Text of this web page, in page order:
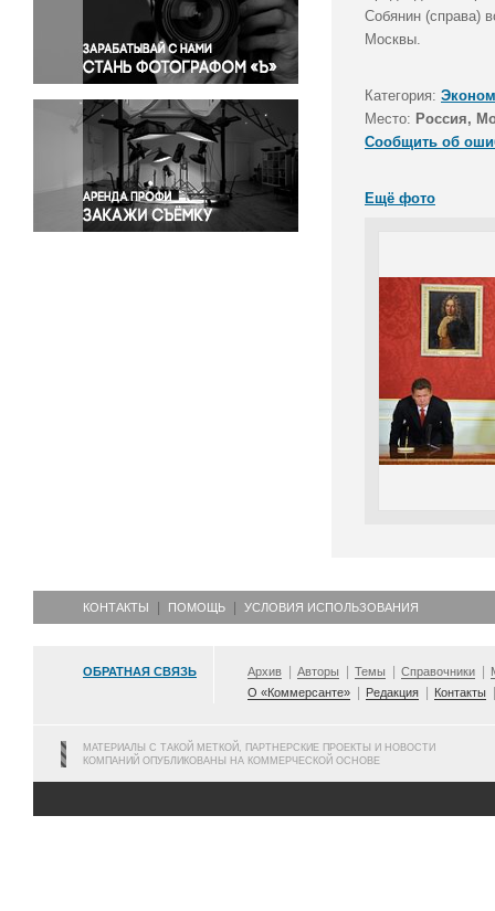
Правосудие
Происшествия и конфликты
Религия
Светская жизнь
Спорт
Экология
Экономика и бизнес
Собянин (справа)
Москвы.
Категория:
Место: Россия,
Сообщить об
Ещё фото
КОНТАКТЫ ПОМОЩЬ УСЛОВИЯ ИСПОЛЬЗОВАНИЯ
ОБРАТНАЯ СВЯЗЬ Архив Авторы Темы Справочники
О «Коммерсанте»
Редакция Контакты
МАТЕРИАЛЫ С ТАКОЙ МЕТКОЙ, ПАРТНЕРСКИЕ ПРОЕКТЫ И НОВОСТИ
КОМПАНИЙ ОПУБЛИКОВАНЫ НА КОММЕРЧЕСКОЙ ОСНОВЕ